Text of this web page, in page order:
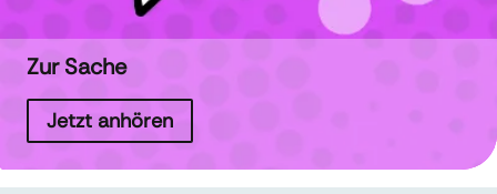
Zur Sache
Jetzt anhören